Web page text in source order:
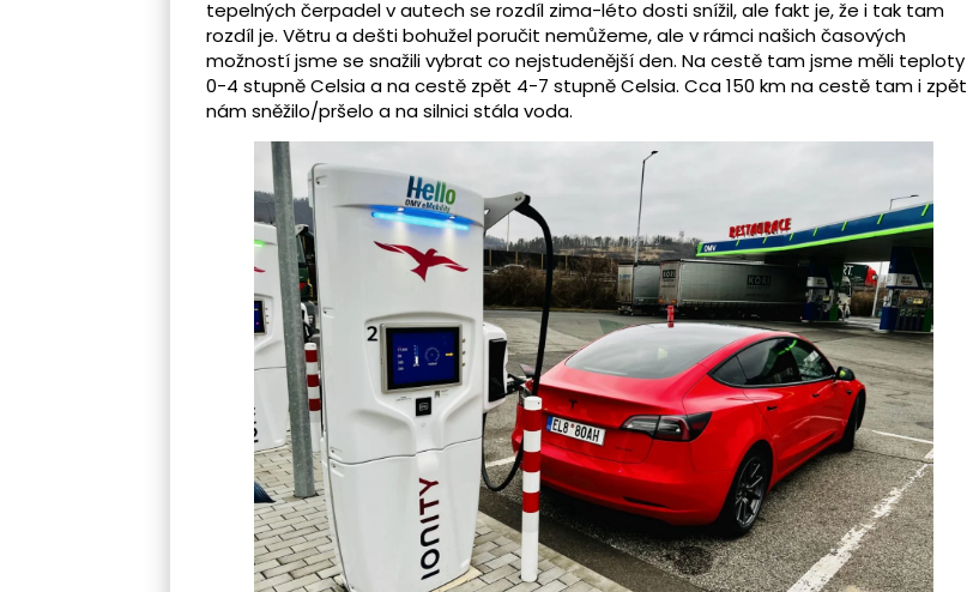
tepelných čerpadel v autech se rozdíl zima-léto dosti snížil, ale fakt je, že i tak tam
rozdíl je. Větru a dešti bohužel poručit nemůžeme, ale v rámci našich časových
možností jsme se snažili vybrat co nejstudenější den. Na cestě tam jsme měli teploty
0-4 stupně Celsia a na cestě zpět 4-7 stupně Celsia. Cca 150 km na cestě tam i zpět
nám sněžilo/pršelo a na silnici stála voda.